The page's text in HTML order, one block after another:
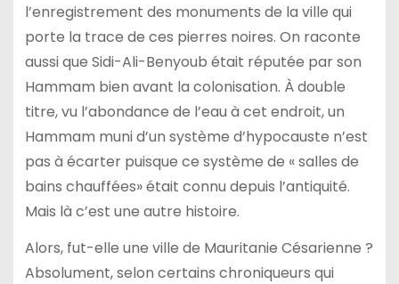
l’enregistrement des monuments de la ville qui
porte la trace de ces pierres noires. On raconte
aussi que Sidi-Ali-Benyoub était réputée par son
Hammam bien avant la colonisation. À double
titre, vu l’abondance de l’eau à cet endroit, un
Hammam muni d’un système d’hypocauste n’est
pas à écarter puisque ce système de « salles de
bains chauffées» était connu depuis l’antiquité.
Mais là c’est une autre histoire.
Alors, fut-elle une ville de Mauritanie Césarienne ?
Absolument, selon certains chroniqueurs qui